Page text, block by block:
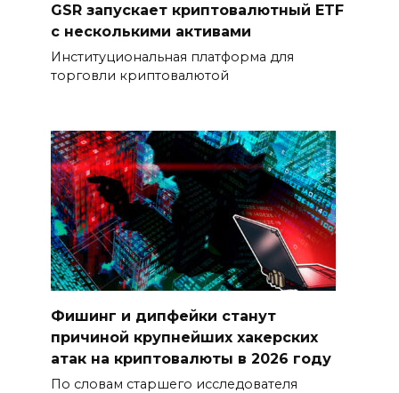
GSR запускает криптовалютный ETF
с несколькими активами
Институциональная платформа для
торговли криптовалютой
Фишинг и дипфейки станут
причиной крупнейших хакерских
атак на криптовалюты в 2026 году
По словам старшего исследователя